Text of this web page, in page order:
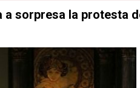
a sorpresa la protesta